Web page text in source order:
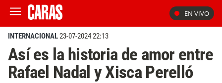
EN VIVO
INTERNACIONAL23-07-2024 22:13
Así es la historia de amor entre
Rafael Nadal y Xisca Perelló